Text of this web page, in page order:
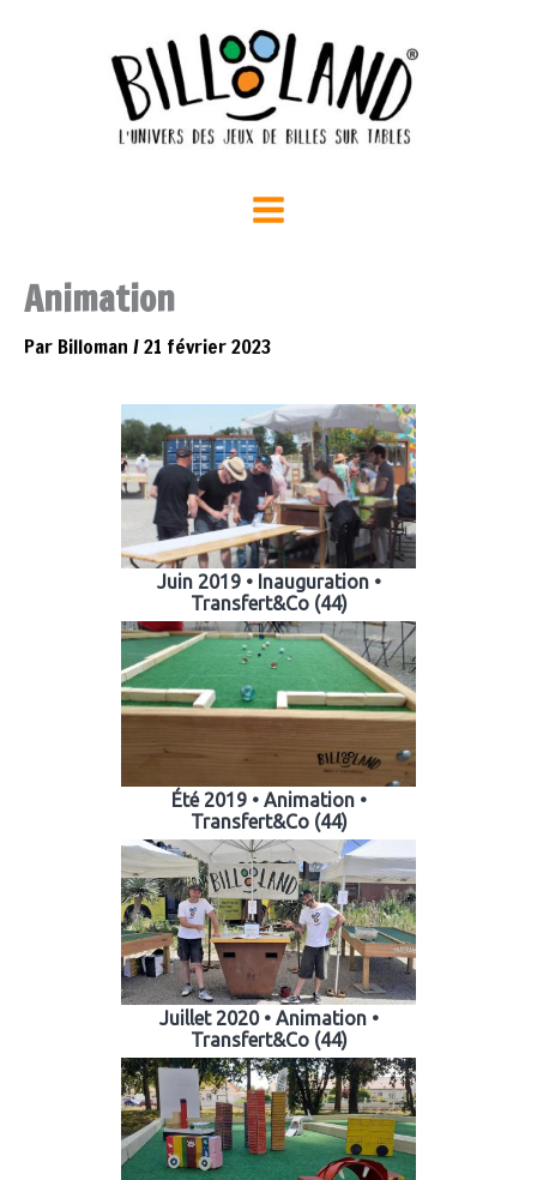
Animation
Par Billoman /21 février 2023
Juin 2019 • Inauguration •
Transfert&Co (44)
Été 2019 • Animation •
Transfert&Co (44)
Juillet 2020 • Animation •
Transfert&Co (44)